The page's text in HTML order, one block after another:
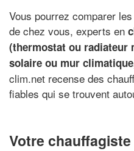
Vous pourrez comparer
de chez vous, experts en
(thermostat ou radiateur
solaire ou mur
clim.net recense des
fiables qui se trouvent
Votre